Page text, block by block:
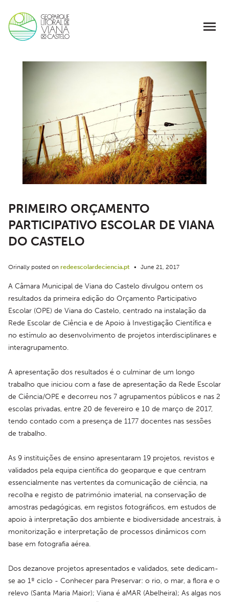
PRIMEIRO ORÇAMENTO
PARTICIPATIVO ESCOLAR DE VIANA
DO CASTELO
Orinally posted on redeescolardeciencia.pt • June 21, 2017
A Câmara Municipal de Viana do Castelo divulgou ontem os
resultados da primeira edição do Orçamento Participativo
Escolar (OPE) de Viana do Castelo, centrado na instalação da
Rede Escolar de Ciência e de Apoio à Investigação Científica e
no estímulo ao desenvolvimento de projetos interdisciplinares e
interagrupamento.
A apresentação dos resultados é o culminar de um longo
trabalho que iniciou com a fase de apresentação da Rede Escolar
de Ciência/OPE e decorreu nos 7 agrupamentos públicos e nas 2
escolas privadas, entre 20 de fevereiro e 10 de março de 2017,
tendo contado com a presença de 1177 docentes nas sessões
de trabalho.
As 9 instituições de ensino apresentaram 19 projetos, revistos e
validados pela equipa científica do geoparque e que centram
essencialmente nas vertentes da comunicação de ciência, na
recolha e registo de património imaterial, na conservação de
amostras pedagógicas, em registos fotográficos, em estudos de
apoio à interpretação dos ambiente e biodiversidade ancestrais, à
monitorização e interpretação de processos dinâmicos com
base em fotografia aérea.
Dos dezanove projetos apresentados e validados, sete dedicam-
se ao 1º ciclo - Conhecer para Preservar: o rio, o mar, a flora e o
relevo (Santa Maria Maior); Viana é aMAR (Abelheira); As algas nos